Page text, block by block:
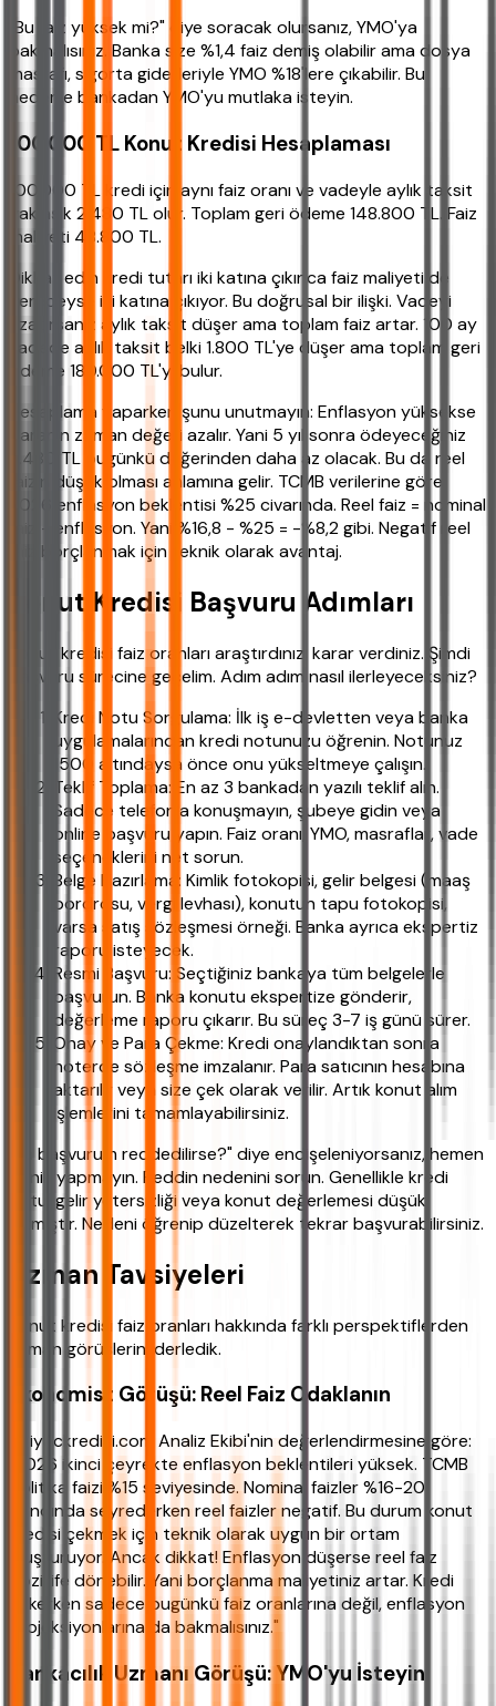
"Bu faiz yüksek mi?" diye soracak olursanız, YMO'ya
bakmalısınız. Banka size %1,4 faiz demiş olabilir ama dosya
masrafı, sigorta giderleriyle YMO %18'lere çıkabilir. Bu
nedenle bankadan YMO'yu mutlaka isteyin.
100.000 TL Konut Kredisi Hesaplaması
100.000 TL kredi için aynı faiz oranı ve vadeyle aylık taksit
yaklaşık 2.480 TL olur. Toplam geri ödeme 148.800 TL. Faiz
maliyeti 48.800 TL.
Dikkat edin kredi tutarı iki katına çıkınca faiz maliyeti de
neredeyse iki katına çıkıyor. Bu doğrusal bir ilişki. Vadeyi
uzatırsanız aylık taksit düşer ama toplam faiz artar. 100 ay
vadede aylık taksit belki 1.800 TL'ye düşer ama toplam geri
ödeme 180.000 TL'yi bulur.
Hesaplama yaparken şunu unutmayın: Enflasyon yüksekse
paranın zaman değeri azalır. Yani 5 yıl sonra ödeyeceğiniz
2.480 TL bugünkü değerinden daha az olacak. Bu da reel
faizin düşük olması anlamına gelir. TCMB verilerine göre
2026 enflasyon beklentisi %25 civarında. Reel faiz = nominal
faiz - enflasyon. Yani %16,8 - %25 = -%8,2 gibi. Negatif reel
faiz borçlanmak için teknik olarak avantaj.
Konut Kredisi Başvuru Adımları
Konut kredisi faiz oranları araştırdınız, karar verdiniz. Şimdi
başvuru sürecine geçelim. Adım adım nasıl ilerleyeceksiniz?
Kredi Notu Sorgulama: İlk iş e-devletten veya banka
uygulamalarından kredi notunuzu öğrenin. Notunuz
1500 altındaysa önce onu yükseltmeye çalışın.
Teklif Toplama: En az 3 bankadan yazılı teklif alın.
Sadece telefonla konuşmayın, şubeye gidin veya
online başvuru yapın. Faiz oranı, YMO, masraflar, vade
seçeneklerini net sorun.
Belge Hazırlama: Kimlik fotokopisi, gelir belgesi (maaş
bordrosu, vergi levhası), konutun tapu fotokopisi,
varsa satış sözleşmesi örneği. Banka ayrıca ekspertiz
raporu isteyecek.
Resmi Başvuru: Seçtiğiniz bankaya tüm belgelerle
başvurun. Banka konutu ekspertize gönderir,
değerleme raporu çıkarır. Bu süreç 3-7 iş günü sürer.
Onay ve Para Çekme: Kredi onaylandıktan sonra
noterde sözleşme imzalanır. Para satıcının hesabına
aktarılır veya size çek olarak verilir. Artık konut alım
işlemlerini tamamlayabilirsiniz.
"Ya başvurum reddedilirse?" diye endişeleniyorsanız, hemen
panik yapmayın. Reddin nedenini sorun. Genellikle kredi
notu, gelir yetersizliği veya konut değerlemesi düşük
çıkmıştır. Nedeni öğrenip düzelterek tekrar başvurabilirsiniz.
Uzman Tavsiyeleri
Konut kredisi faiz oranları hakkında farklı perspektiflerden
uzman görüşlerini derledik.
Ekonomist Görüşü: Reel Faiz Odaklanın
ihtiyackredisi.com Analiz Ekibi'nin değerlendirmesine göre:
"2026 ikinci çeyrekte enflasyon beklentileri yüksek. TCMB
politika faizi %15 seviyesinde. Nominal faizler %16-20
bandında seyrederken reel faizler negatif. Bu durum konut
kredisi çekmek için teknik olarak uygun bir ortam
oluşturuyor. Ancak dikkat! Enflasyon düşerse reel faiz
pozitife dönebilir. Yani borçlanma maliyetiniz artar. Kredi
çekerken sadece bugünkü faiz oranlarına değil, enflasyon
projeksiyonlarına da bakmalısınız."
Bankacılık Uzmanı Görüşü: YMO'yu İsteyin